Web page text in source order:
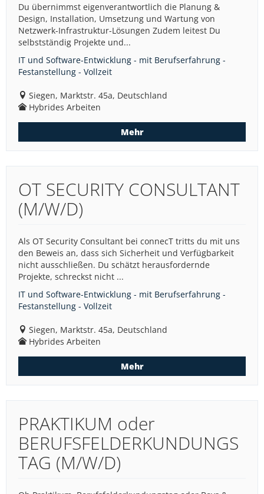
Du übernimmst eigenverantwortlich die Planung &
Design, Installation, Umsetzung und Wartung von
Netzwerk-Infrastruktur-Lösungen Zudem leitest Du
selbstständig Projekte und...
IT und Software-Entwicklung - mit Berufserfahrung -
Festanstellung - Vollzeit
Siegen, Marktstr. 45a, Deutschland
Hybrides Arbeiten
Mehr
OT SECURITY CONSULTANT
(M/W/D)
Als OT Security Consultant bei connecT tritts du mit uns
den Beweis an, dass sich Sicherheit und Verfügbarkeit
nicht ausschließen. Du schätzt herausfordernde
Projekte, schreckst nicht ...
IT und Software-Entwicklung - mit Berufserfahrung -
Festanstellung - Vollzeit
Siegen, Marktstr. 45a, Deutschland
Hybrides Arbeiten
Mehr
PRAKTIKUM oder
BERUFSFELDERKUNDUNGS
TAG (M/W/D)